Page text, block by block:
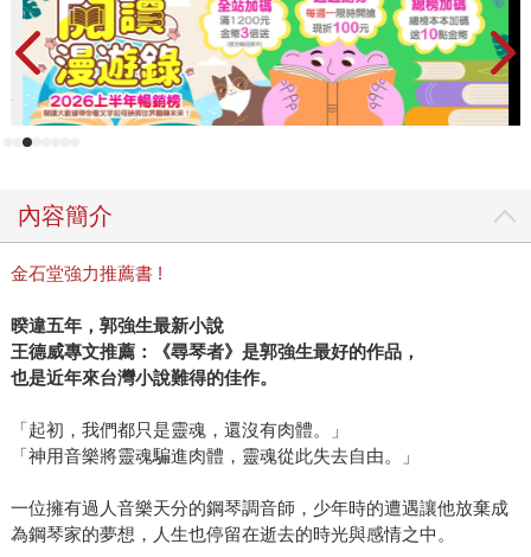
他同時是多年的文學獎典禮主持人，也曾是文學節目廣播主
持人，得體與自持的氣質，更不待言。他對外表的自我要求
也維持某種標準。妥帖的髮式，洗白的襯衫，儘管將下擺拉
出，外罩的夾克，一絲不苟將他書生的氣質襯托得既穩重又
不過度老成。文如其人，即便心情輕鬆，對細節依然講究，
題，與自我之間拉扯造成內在混亂，中斷十三年的小說創
作，在《夜行之子》之後再度回歸，以四、五年時間陸續交
出《惑鄉之人》、《斷代》。他擅長融入東西方流行元素，
美國之間切換，帶有時代景深，結構呈現也常閃現舞台劇
感，人物各個性格鮮明，肢體語言激昂舞動，即便哀嘆也經
定。小說敘述者為中年成為調音師，本為音樂天才的他，因
青春期的一段情感斲傷而中止琴藝。自此，歷經十幾年，裹
傷往事卡滯在某個時空之中。而如何整頓並釋放過往的暗
疤，也就成為故事一大命題。 郭強生用文字建造一座舞台，
內容簡介
金石堂強力推薦書 !
暌違五年，郭強生最新小說
王德威專文推薦：《尋琴者》是郭強生最好的作品，
也是近年來台灣小說難得的佳作。
「起初，我們都只是靈魂，還沒有肉體。」
「神用音樂將靈魂騙進肉體，靈魂從此失去自由。」
一位擁有過人音樂天分的鋼琴調音師，少年時的遭遇讓他放棄成
為鋼琴家的夢想，人生也停留在逝去的時光與感情之中。